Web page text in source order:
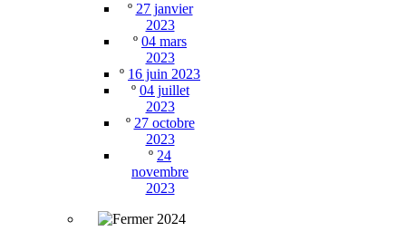
º 27 janvier
2023
º 04 mars
2023
º 16 juin 2023
º 04 juillet
2023
º 27 octobre
2023
º 24
novembre
2023
2024